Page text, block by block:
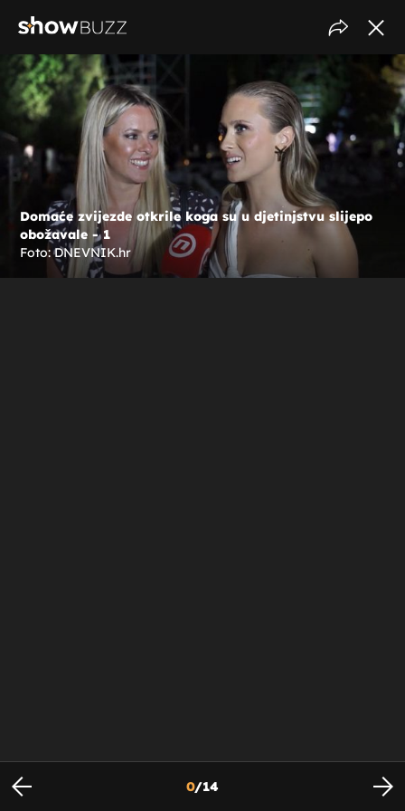
Domaće zvijezde otkrile koga su u djetinjstvu slijepo
obožavale - 1
Foto: DNEVNIK.hr
0/14